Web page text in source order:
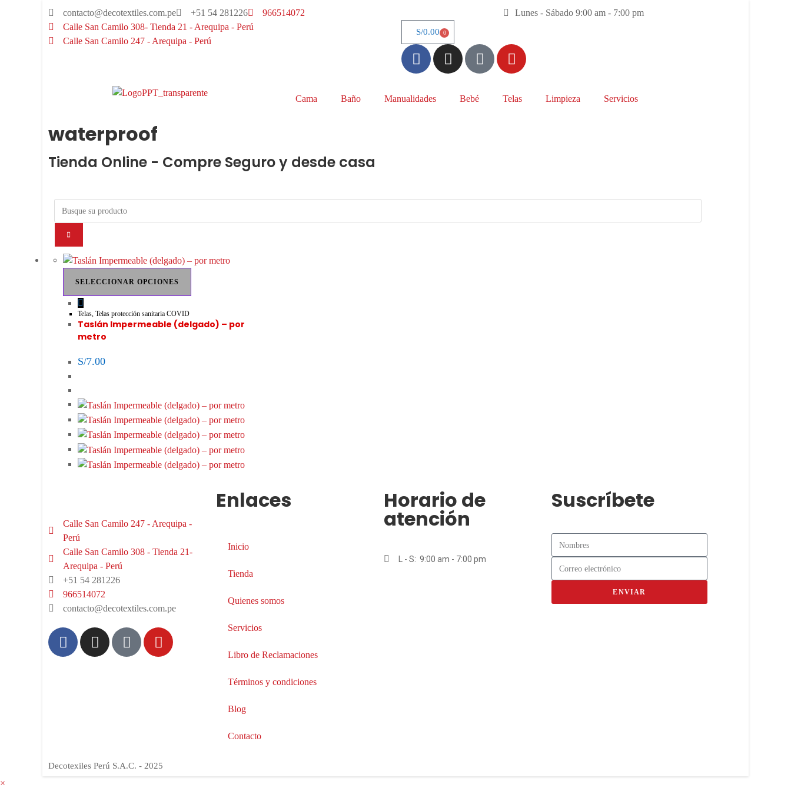
contacto@decotextiles.com.pe +51 54 281226
966514072
Calle San Camilo 308- Tienda 21 - Arequipa - Perú
Calle San Camilo 247 - Arequipa - Perú​
Lunes - Sábado 9:00 am - 7:00 pm
S/0.00 0
Cama Baño Manualidades Bebé Telas Limpieza Servicios
waterproof
Tienda Online - Compre Seguro y desde casa
SELECCIONAR OPCIONES
Telas, Telas protección sanitaria COVID
Taslán Impermeable (delgado) – por
metro
S/7.00
Calle San Camilo 247 - Arequipa -
Perú
Calle San Camilo 308 - Tienda 21-
Arequipa - Perú
+51 54 281226
966514072
contacto@decotextiles.com.pe
Enlaces
Inicio
Tienda
Quienes somos
Servicios
Libro de Reclamaciones
Términos y condiciones
Blog
Contacto
Horario de
atención
L - S: 9:00 am - 7:00 pm
Suscríbete
ENVIAR
Decotexiles Perú S.A.C. - 2025
×